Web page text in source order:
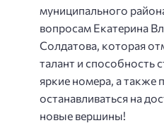
муниципального
вопросам Екатерина
Солдатова, которая
талант и способность
яркие номера, а также
останавливаться на
новые вершины!